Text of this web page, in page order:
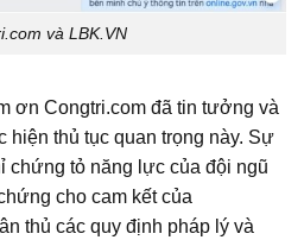
và LBK.VN
ơn Congtri.com đã tin tưởng và
hiện thủ tục quan trọng này. Sự
chứng tỏ năng lực của đội ngũ
cho cam kết của
thủ các quy định pháp lý và